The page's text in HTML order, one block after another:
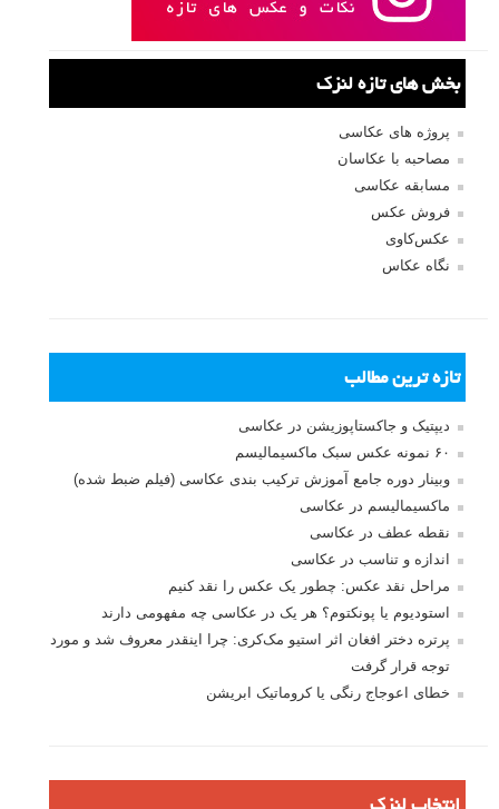
بخش های تازه لنزک
پروژه های عکاسی
مصاحبه با عکاسان
مسابقه عکاسی
فروش عکس
عکس‌کاوی
نگاه عکاس
تازه ترین مطالب
دیپتیک و جاکستا‌پوزیشن در عکاسی
۶۰ نمونه عکس سبک ماکسیمالیسم
وبینار دوره جامع آموزش ترکیب بندی عکاسی (فیلم ضبط شده)
ماکسیمالیسم در عکاسی
نقطه عطف در عکاسی
اندازه و تناسب در عکاسی
مراحل نقد عکس: چطور یک عکس را نقد کنیم
استودیوم یا پونکتوم؟ هر یک در عکاسی چه مفهومی دارند
پرتره دختر افغان اثر استیو مک‌کری: چرا اینقدر معروف شد و مورد
توجه قرار گرفت
خطای اعوجاج رنگی یا کروماتیک ابریشن